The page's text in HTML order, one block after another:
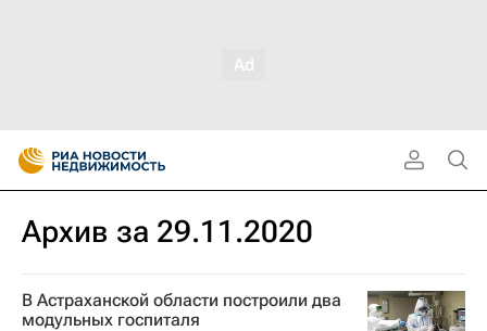
Архив за 29.11.2020
В Астраханской области построили два
модульных госпиталя